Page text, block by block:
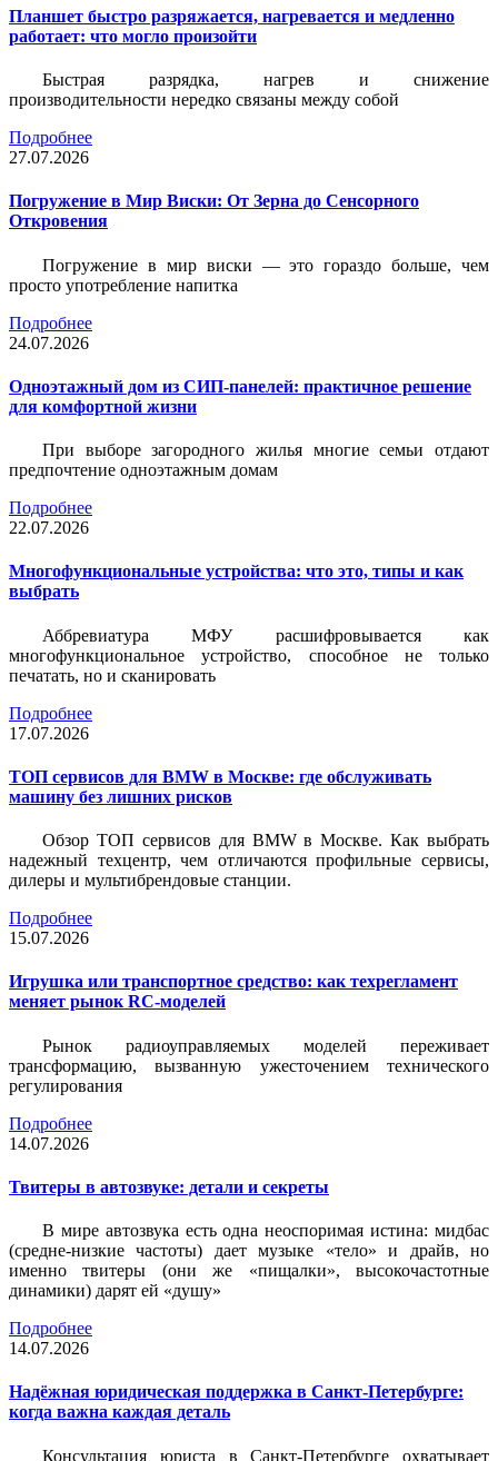
Планшет быстро разряжается, нагревается и медленно
работает: что могло произойти
Быстрая разрядка, нагрев и снижение
производительности нередко связаны между собой
Подробнее
27.07.2026
Погружение в Мир Виски: От Зерна до Сенсорного
Откровения
Погружение в мир виски — это гораздо больше, чем
просто употребление напитка
Подробнее
24.07.2026
Одноэтажный дом из СИП-панелей: практичное решение
для комфортной жизни
При выборе загородного жилья многие семьи отдают
предпочтение одноэтажным домам
Подробнее
22.07.2026
Многофункциональные устройства: что это, типы и как
выбрать
Аббревиатура МФУ расшифровывается как
многофункциональное устройство, способное не только
печатать, но и сканировать
Подробнее
17.07.2026
ТОП сервисов для BMW в Москве: где обслуживать
машину без лишних рисков
Обзор ТОП сервисов для BMW в Москве. Как выбрать
надежный техцентр, чем отличаются профильные сервисы,
дилеры и мультибрендовые станции.
Подробнее
15.07.2026
Игрушка или транспортное средство: как техрегламент
меняет рынок RC-моделей
Рынок радиоуправляемых моделей переживает
трансформацию, вызванную ужесточением технического
регулирования
Подробнее
14.07.2026
Твитеры в автозвуке: детали и секреты
В мире автозвука есть одна неоспоримая истина: мидбас
(средне-низкие частоты) дает музыке «тело» и драйв, но
именно твитеры (они же «пищалки», высокочастотные
динамики) дарят ей «душу»
Подробнее
14.07.2026
Надёжная юридическая поддержка в Санкт-Петербурге:
когда важна каждая деталь
Консультация юриста в Санкт-Петербурге охватывает